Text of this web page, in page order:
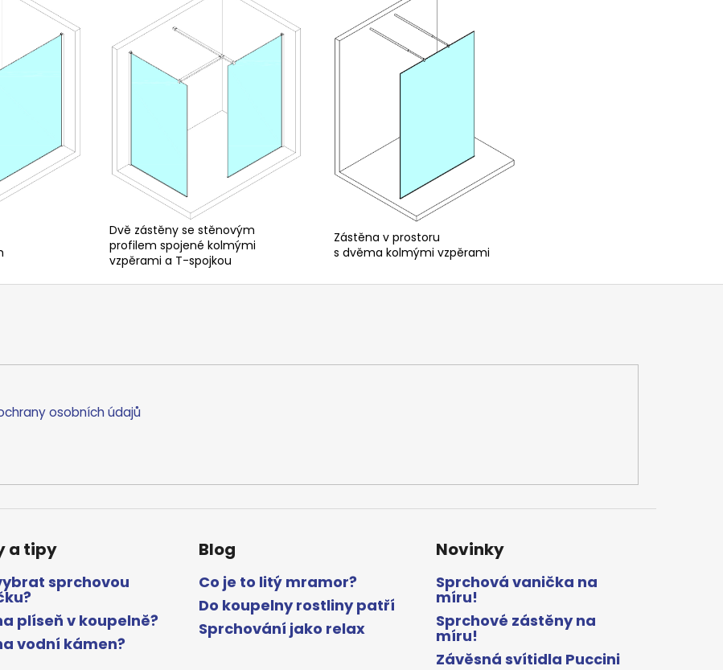
Dvě zástěny se stěnovým
profilem spojené kolmými
vzpěrami a T-spojkou
Zástěna v prostoru
s dvěma kolmými vzpěrami
osobních údajů
a tipy
sprchovou
plíseň v koupelně?
vodní kámen?
Blog
Co je to litý mramor?
Do koupelny rostliny patří
Sprchování jako relax
Novinky
Sprchová vanička na
míru!
Sprchové zástěny na
míru!
Závěsná svítidla Puccini